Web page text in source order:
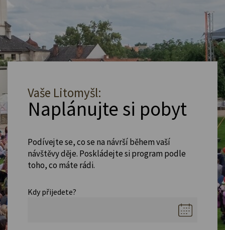
Vaše Litomyšl:
Naplánujte si pobyt
Podívejte se, co se na návrší během vaší
návštěvy děje. Poskládejte si program podle
toho, co máte rádi.
Kdy přijedete?